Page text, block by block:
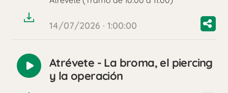
14/07/2026 · 1:00:00
Reproducir
audio
Atrévete - La broma, el piercing
y la operación